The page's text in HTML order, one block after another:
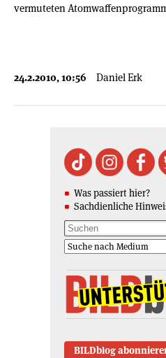
vermuteten
24.2.2010, 10:56 Daniel Erk
Was passiert hier?
Sachdienliche
BILDblog